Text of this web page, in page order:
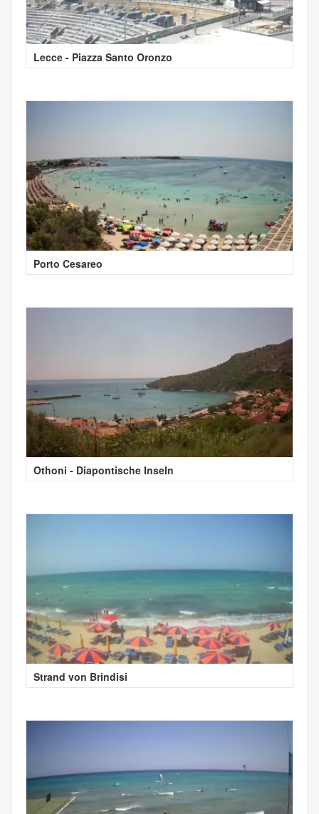
Lecce - Piazza Santo Oronzo
Porto Cesareo
Othoni - Diapontische Inseln
Strand von Brindisi